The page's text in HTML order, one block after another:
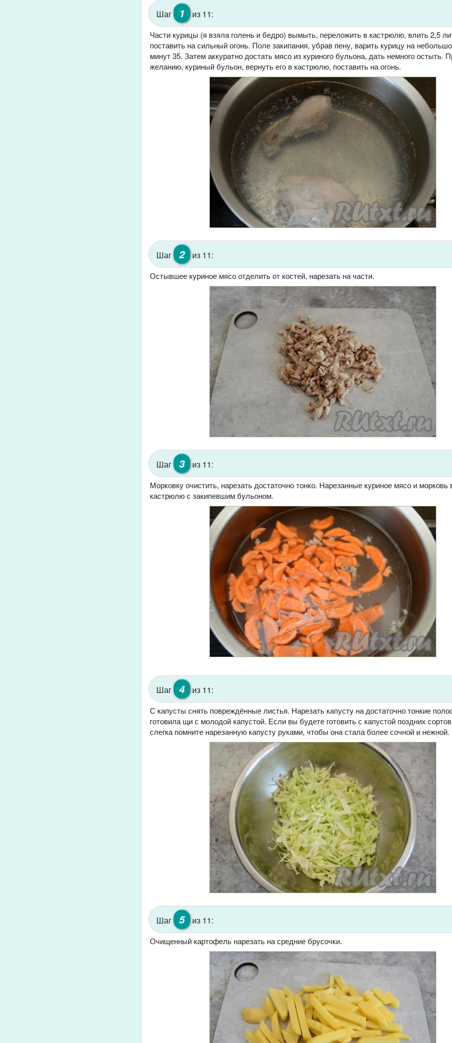
Шаг 1 из 11:
Части курицы (я взяла голень и бедро) вымыть, переложить в кастрюлю, влить 2,5
поставить на сильный огонь. Поле закипания, убрав пену, варить курицу на
минут 35. Затем аккуратно достать мясо из куриного бульона, дать немного остыть.
желанию, куриный бульон, вернуть его в кастрюлю, поставить на огонь.
Шаг 2 из 11:
Остывшее куриное мясо отделить от костей, нарезать на части.
Шаг 3 из 11:
Морковку очистить, нарезать достаточно тонко. Нарезанные куриное мясо и
кастрюлю с закипевшим бульоном.
Шаг 4 из 11:
С капусты снять повреждённые листья. Нарезать капусту на достаточно тонкие
готовила щи с молодой капустой. Если вы будете готовить с капустой поздних
слегка помните нарезанную капусту руками, чтобы она стала более сочной и нежной.
Шаг 5 из 11:
Очищенный картофель нарезать на средние брусочки.